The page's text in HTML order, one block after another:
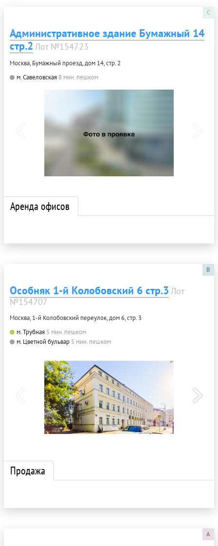
C
Административное здание Бумажный 14
стр.2 Лот №154723
Москва, Бумажный проезд, дом 14, стр. 2
м. Савеловская 8 мин. пешком
Аренда офисов
B
Особняк 1-й Колобовский 6 стр.3 Лот
№154707
Москва, 1-й Колобовский переулок, дом 6, стр. 3
м. Трубная 5 мин. пешком
м. Цветной бульвар 5 мин. пешком
Продажа
A